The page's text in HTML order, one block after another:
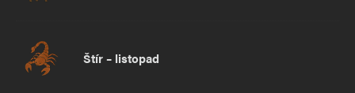
Štír – listopad